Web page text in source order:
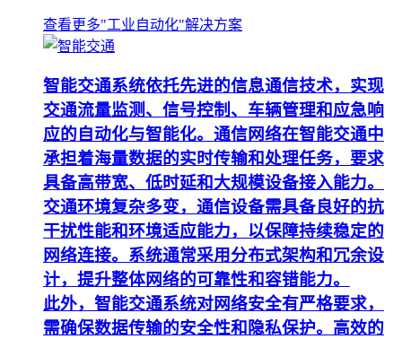
查看更多"工业自动化"解决方案
智能交通系统依托先进的信息通信技术，实现
交通流量监测、信号控制、车辆管理和应急响
应的自动化与智能化。通信网络在智能交通中
承担着海量数据的实时传输和处理任务，要求
具备高带宽、低时延和大规模设备接入能力。
交通环境复杂多变，通信设备需具备良好的抗
干扰性能和环境适应能力，以保障持续稳定的
网络连接。系统通常采用分布式架构和冗余设
计，提升整体网络的可靠性和容错能力。
此外，智能交通系统对网络安全有严格要求，
需确保数据传输的安全性和隐私保护。高效的